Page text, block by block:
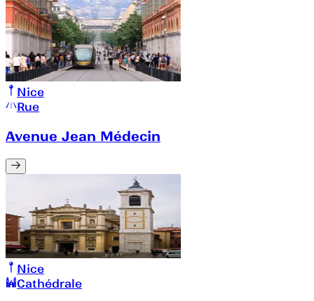
Nice
Rue
Avenue Jean Médecin
Nice
Cathédrale